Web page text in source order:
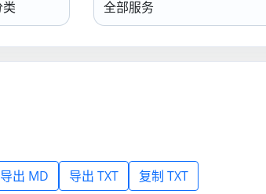
导出 MD 导出 TXT 复制 TXT